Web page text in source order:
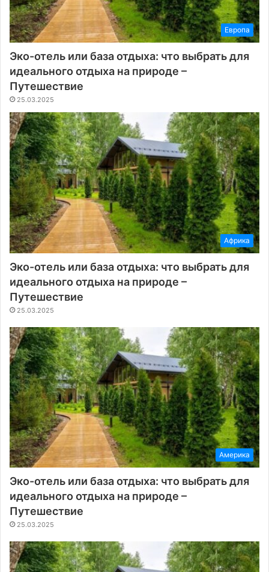
Европа
Эко-отель или база отдыха: что выбрать для
идеального отдыха на природе –
Путешествие
25.03.2025
Африка
Эко-отель или база отдыха: что выбрать для
идеального отдыха на природе –
Путешествие
25.03.2025
Америка
Эко-отель или база отдыха: что выбрать для
идеального отдыха на природе –
Путешествие
25.03.2025